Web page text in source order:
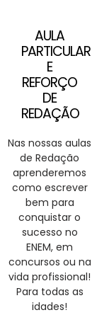
AULA
PARTICULAR
E
REFORÇO
DE
REDAÇÃO
Nas nossas aulas
de Redação
aprenderemos
como escrever
bem para
conquistar o
sucesso no
ENEM, em
concursos ou na
vida profissional!
Para todas as
idades!